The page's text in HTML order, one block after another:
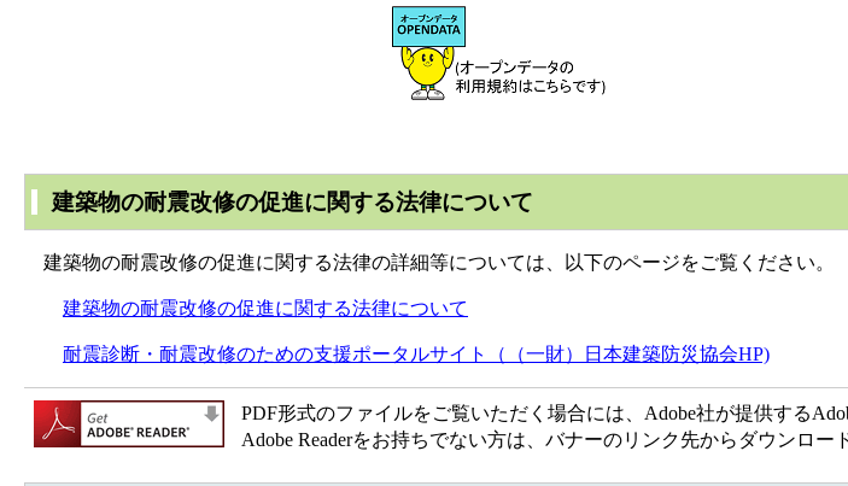
建築物の耐震改修の促進に関する法律について
建築物の耐震改修の促進に関する法律の詳細等については、以下のページをご覧ください。
建築物の耐震改修の促進に関する法律について
耐震診断・耐震改修のための支援ポータルサイト（（一財）日本建築防災協会HP)
PDF形式のファイルをご覧いただく場合には、Adobe社が提供する
Adobe Readerをお持ちでない方は、バナーのリンク先からダウンロー